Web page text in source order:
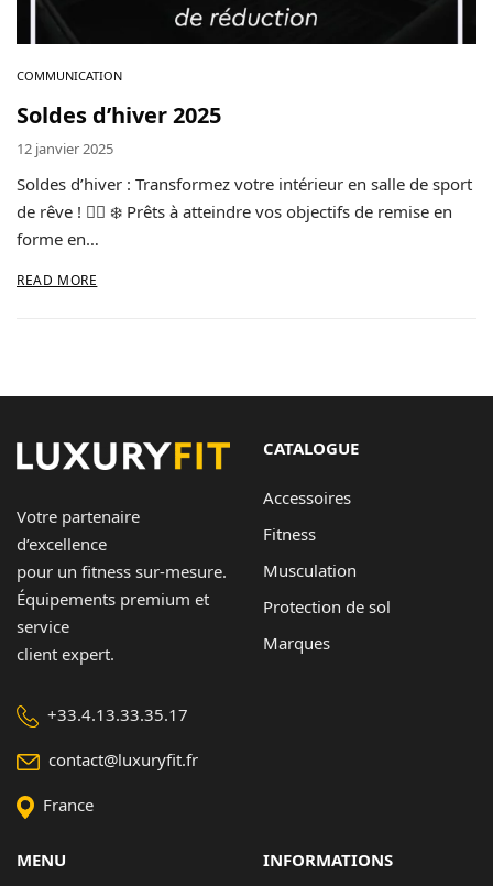
COMMUNICATION
Soldes d’hiver 2025
12 janvier 2025
Soldes d’hiver : Transformez votre intérieur en salle de sport
de rêve ! 🏋️‍♂️ ❄️ Prêts à atteindre vos objectifs de remise en
forme en…
READ MORE
Votre partenaire
d’excellence
pour un fitness sur-mesure.
Équipements premium et
service
client expert.
+33.4.13.33.35.17
contact@luxuryfit.fr
France
CATALOGUE
Accessoires
Fitness
Musculation
Protection de sol
Marques
MENU INFORMATIONS